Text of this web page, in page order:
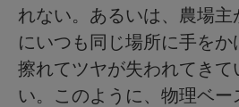
れない。あるいは、農場
にいつも同じ場所に手を
擦れてツヤが失われてきて
い。このように、物理ベー